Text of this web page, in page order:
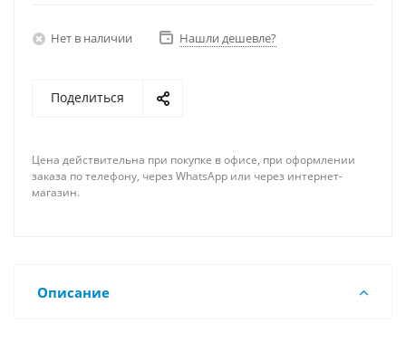
Нет в наличии Нашли дешевле?
Поделиться
Цена действительна при покупке в офисе, при оформлении
заказа по телефону, через WhatsApp или через интернет-
магазин.
Описание